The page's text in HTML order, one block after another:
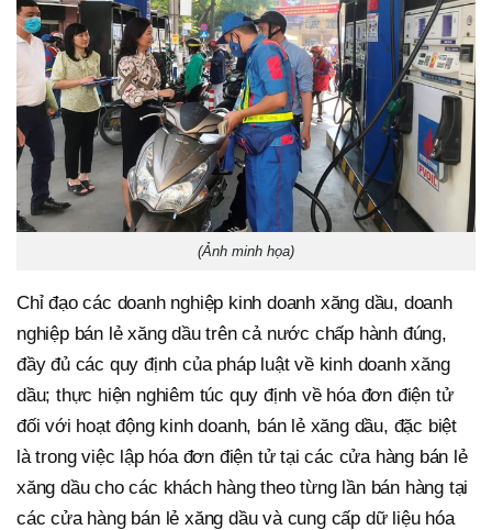
(Ảnh minh họa)
Chỉ đạo các doanh nghiệp kinh doanh xăng dầu, doanh
nghiệp bán lẻ xăng dầu trên cả nước chấp hành đúng,
đầy đủ các quy định của pháp luật về kinh doanh xăng
dầu; thực hiện nghiêm túc quy định về hóa đơn điện tử
đối với hoạt động kinh doanh, bán lẻ xăng dầu, đặc biệt
là trong việc lập hóa đơn điện tử tại các cửa hàng bán lẻ
xăng dầu cho các khách hàng theo từng lần bán hàng tại
các cửa hàng bán lẻ xăng dầu và cung cấp dữ liệu hóa